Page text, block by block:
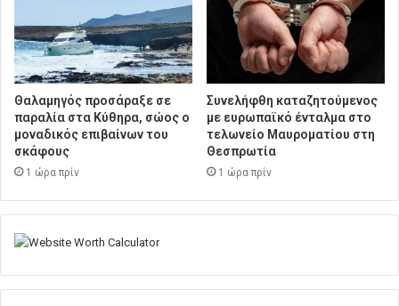
Θαλαμηγός προσάραξε σε
παραλία στα Κύθηρα, σώος ο
μοναδικός επιβαίνων του
σκάφους
1 ώρα πρίν
Συνελήφθη καταζητούμενος
με ευρωπαϊκό ένταλμα στο
τελωνείο Μαυροματίου στη
Θεσπρωτία
1 ώρα πρίν